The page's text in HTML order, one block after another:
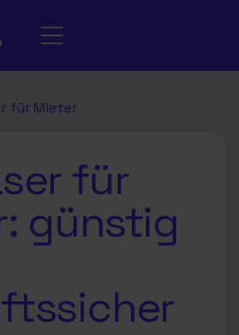
für Mieter
für
günstig